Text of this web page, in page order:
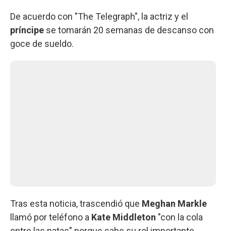
De acuerdo con "The Telegraph", la actriz y el
príncipe se tomarán 20 semanas de descanso con
goce de sueldo.
Tras esta noticia, trascendió que Meghan Markle
llamó por teléfono a Kate Middleton "con la cola